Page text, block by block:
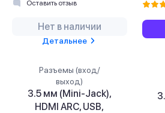
Оставить отзыв
Нет в наличии
Детальнее
Разъемы (вход/
выход)
3.5 мм (Mini-Jack),
HDMI ARC, USB,